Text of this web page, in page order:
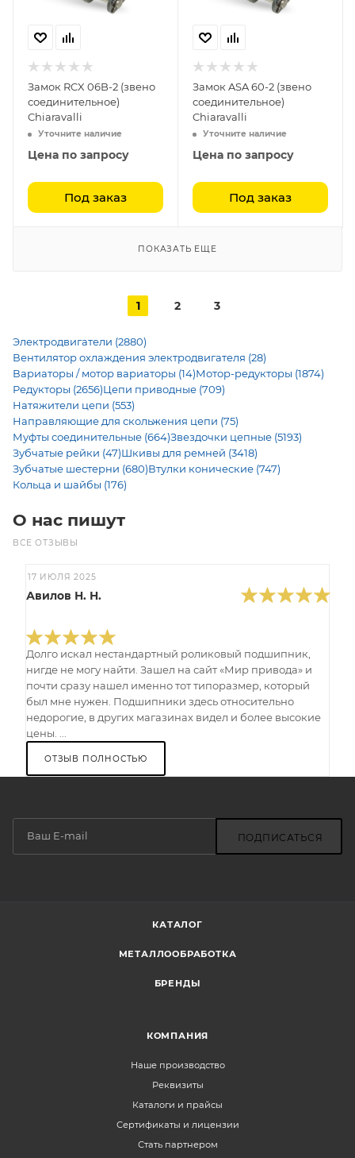
Замок RCX 06B-2 (звено
соединительное)
Chiaravalli
Уточните наличие
Цена по запросу
Под заказ
Замок ASA 60-2 (звено
соединительное)
Chiaravalli
Уточните наличие
Цена по запросу
Под заказ
ПОКАЗАТЬ ЕЩЕ
1 2 3
Электродвигатели (2880)
Вентилятор охлаждения электродвигателя (28)
Вариаторы / мотор вариаторы (14)Мотор-редукторы (1874)
Редукторы (2656)Цепи приводные (709)
Натяжители цепи (553)
Направляющие для скольжения цепи (75)
Муфты соединительные (664)Звездочки цепные (5193)
Зубчатые рейки (47)Шкивы для ремней (3418)
Зубчатые шестерни (680)Втулки конические (747)
Кольца и шайбы (176)
О нас пишут
ВСЕ ОТЗЫВЫ
17 ИЮЛЯ 2025
Авилов Н. Н.
Долго искал нестандартный роликовый подшипник,
нигде не могу найти. Зашел на сайт «Мир привода» и
почти сразу нашел именно тот типоразмер, который
был мне нужен. Подшипники здесь относительно
недорогие, в других магазинах видел и более высокие
цены. ...
ОТЗЫВ ПОЛНОСТЬЮ
ПОДПИСАТЬСЯ
КАТАЛОГ
МЕТАЛЛООБРАБОТКА
БРЕНДЫ
КОМПАНИЯ
Наше производство
Реквизиты
Каталоги и прайсы
Сертификаты и лицензии
Стать партнером